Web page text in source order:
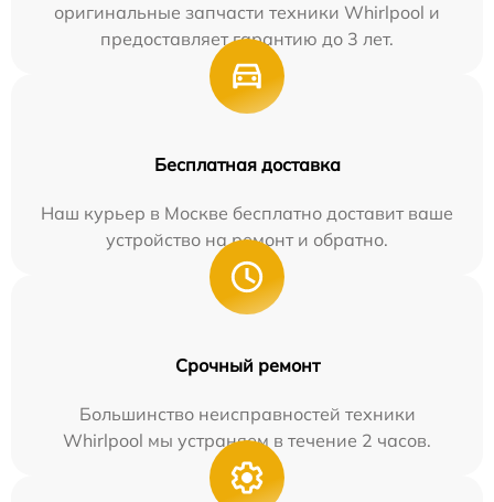
оригинальные запчасти техники Whirlpool и
предоставляет гарантию до 3 лет.
Бесплатная доставка
Наш курьер в Москве бесплатно доставит ваше
устройство на ремонт и обратно.
Срочный ремонт
Большинство неисправностей техники
Whirlpool мы устраняем в течение 2 часов.